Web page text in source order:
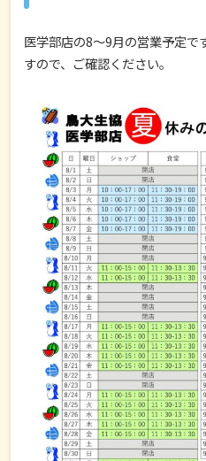
医学部店の8～9月の営業予定で
すので、ご確認ください。